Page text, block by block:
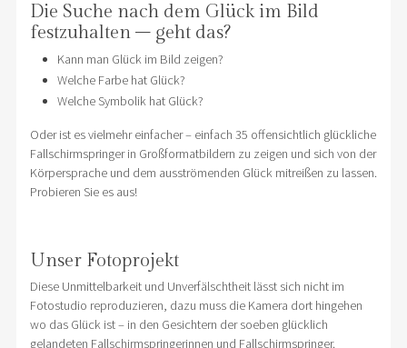
Die Suche nach dem Glück im Bild
festzuhalten – geht das?
Kann man Glück im Bild zeigen?
Welche Farbe hat Glück?
Welche Symbolik hat Glück?
Oder ist es vielmehr einfacher – einfach 35 offensichtlich glückliche
Fallschirmspringer in Großformatbildern zu zeigen und sich von der
Körpersprache und dem ausströmenden Glück mitreißen zu lassen.
Probieren Sie es aus!
Unser Fotoprojekt
Diese Unmittelbarkeit und Unverfälschtheit lässt sich nicht im
Fotostudio reproduzieren, dazu muss die Kamera dort hingehen
wo das Glück ist – in den Gesichtern der soeben glücklich
gelandeten Fallschirmspringerinnen und Fallschirmspringer.